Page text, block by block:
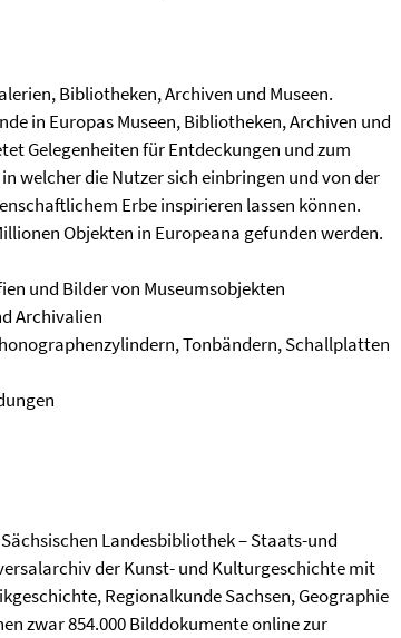
Bibliotheken, Archiven und Museen.
in Europas Museen, Bibliotheken, Archiven und
Gelegenheiten für Entdeckungen und zum
welcher die Nutzer sich einbringen und von der
Erbe inspirieren lassen können.
Objekten in Europeana gefunden werden.
und Bilder von Museumsobjekten
Archivalien
Tonbändern, Schallplatten
Landesbibliothek – Staats-und
der Kunst- und Kulturgeschichte mit
Regionalkunde Sachsen, Geographie
zwar 854.000 Bilddokumente online zur